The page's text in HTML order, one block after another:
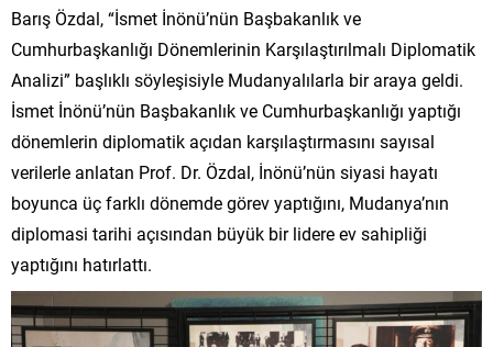
Barış Özdal, “İsmet İnönü’nün Başbakanlık ve
Cumhurbaşkanlığı Dönemlerinin Karşılaştırılmalı Diplomatik
Analizi” başlıklı söyleşisiyle Mudanyalılarla bir araya geldi.
İsmet İnönü’nün Başbakanlık ve Cumhurbaşkanlığı yaptığı
dönemlerin diplomatik açıdan karşılaştırmasını sayısal
verilerle anlatan Prof. Dr. Özdal, İnönü’nün siyasi hayatı
boyunca üç farklı dönemde görev yaptığını, Mudanya’nın
diplomasi tarihi açısından büyük bir lidere ev sahipliği
yaptığını hatırlattı.